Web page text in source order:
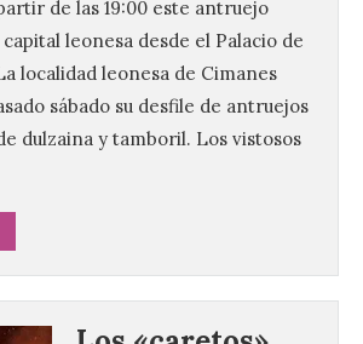
de las 19:00 este antruejo
leonesa desde el Palacio de
localidad leonesa de Cimanes
sábado su desfile de antruejos
dulzaina y tamboril. Los vistosos